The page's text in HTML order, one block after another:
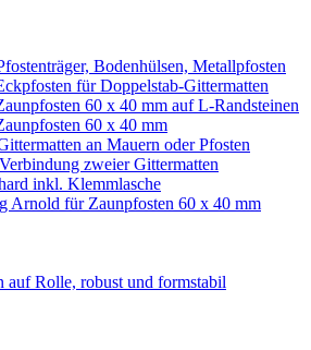
Bodenhülsen, Metallpfosten
für Doppelstab-Gittermatten
60 x 40 mm auf L-Randsteinen
60 x 40 mm
an Mauern oder Pfosten
zweier Gittermatten
inkl. Klemmlasche
Arnold für Zaunpfosten 60 x 40 mm
auf Rolle, robust und formstabil